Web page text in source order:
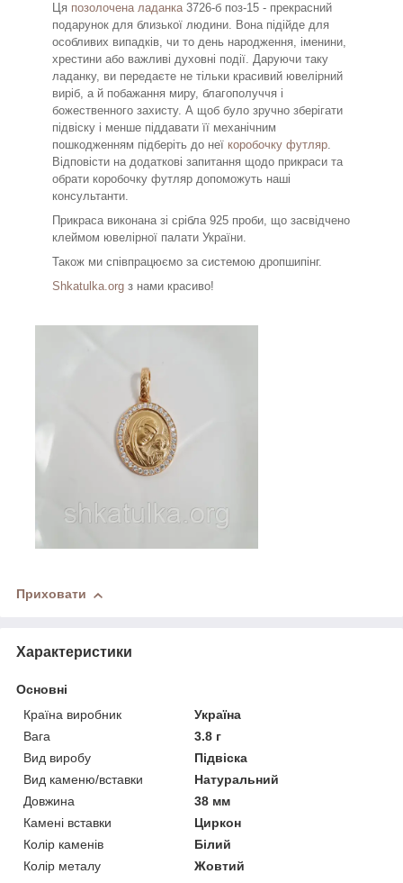
Ця позолочена ладанка3726-б поз-15 - прекрасний
подарунок для близької людини. Вона підійде для
особливих випадків, чи то день народження, іменини,
хрестини або важливі духовні події. Даруючи таку
ладанку, ви передаєте не тільки красивий ювелірний
виріб, а й побажання миру, благополуччя і
божественного захисту. А щоб було зручно зберігати
підвіску і менше піддавати її механічним
пошкодженням підберіть до неї коробочку футляр.
Відповісти на додаткові запитання щодо прикраси та
обрати коробочку футляр допоможуть наші
консультанти.
Прикраса виконана зі срібла 925 проби, що засвідчено
клеймом ювелірної палати України.
Також ми співпрацюємо за системою дропшипінг.
Shkatulka.org з нами красиво!
Приховати
Характеристики
Основні
Країна виробник
Україна
Вага
3.8 г
Вид виробу
Підвіска
Вид каменю/вставки
Натуральний
Довжина
38 мм
Камені вставки
Циркон
Колір каменів
Білий
Колір металу
Жовтий